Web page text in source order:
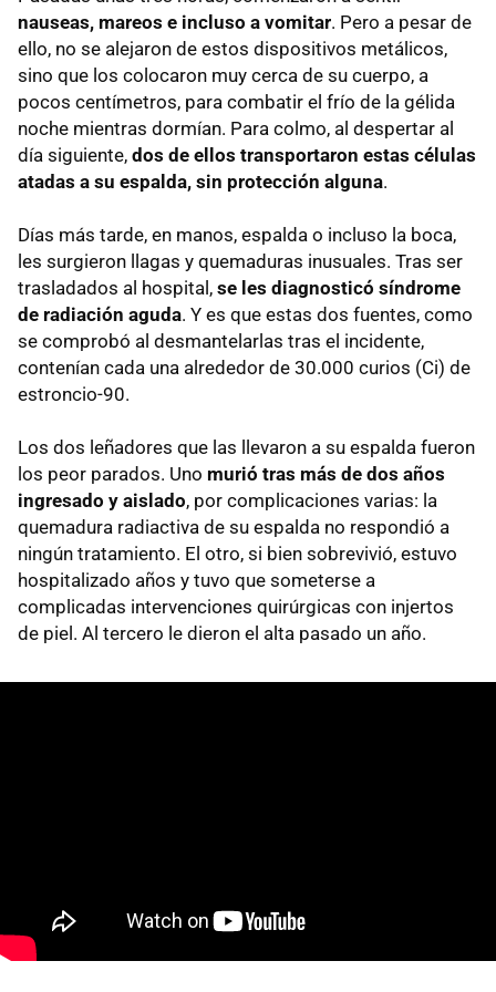
nauseas, mareos e incluso a vomitar. Pero a pesar de
ello, no se alejaron de estos dispositivos metálicos,
sino que los colocaron muy cerca de su cuerpo, a
pocos centímetros, para combatir el frío de la gélida
noche mientras dormían. Para colmo, al despertar al
día siguiente, dos de ellos transportaron estas células
atadas a su espalda, sin protección alguna.
Días más tarde, en manos, espalda o incluso la boca,
les surgieron llagas y quemaduras inusuales. Tras ser
trasladados al hospital, se les diagnosticó síndrome
de radiación aguda. Y es que estas dos fuentes, como
se comprobó al desmantelarlas tras el incidente,
contenían cada una alrededor de 30.000 curios (Ci) de
estroncio-90.
Los dos leñadores que las llevaron a su espalda fueron
los peor parados. Uno murió tras más de dos años
ingresado y aislado, por complicaciones varias: la
quemadura radiactiva de su espalda no respondió a
ningún tratamiento. El otro, si bien sobrevivió, estuvo
hospitalizado años y tuvo que someterse a
complicadas intervenciones quirúrgicas con injertos
de piel. Al tercero le dieron el alta pasado un año.